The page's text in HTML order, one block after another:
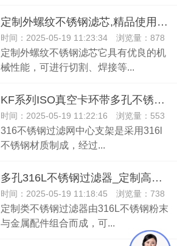
定制外螺纹不锈钢滤芯,精品使用寿命长易清洗工业设备滤芯
时间：2025-05-19 11:23:34 浏览量：878
定制外螺纹不锈钢滤芯它具有优良的机
械性能，可进行切割、焊接等...
KF系列ISO真空卡环带多孔不锈钢过滤器
时间：2025-05-19 11:22:16 浏览量：553
316不锈钢过滤网中心支架是采用316l
不锈钢材质制成，经过...
多孔316L不锈钢过滤器_定制高精度烧结滤芯
时间：2025-05-19 11:18:45 浏览量：738
定制类不锈钢过滤器由316L不锈钢粉末
与金属配件组合而成，可...